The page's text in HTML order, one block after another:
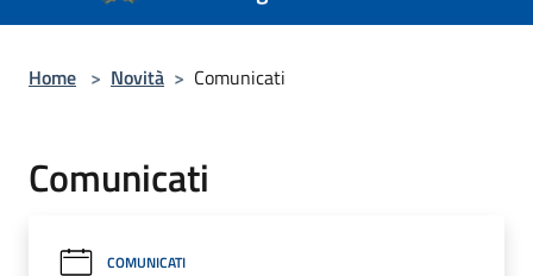
Home > Novità > Comunicati
Comunicati
COMUNICATI